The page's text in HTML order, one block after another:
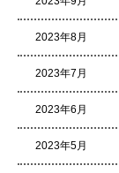
2023年8月
2023年7月
2023年6月
2023年5月